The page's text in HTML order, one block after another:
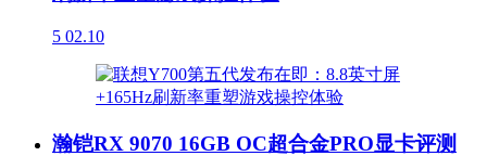
5 02.10
瀚铠RX 9070 16GB OC超合金PRO显卡评测